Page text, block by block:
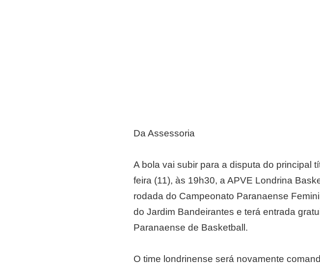
Da Assessoria
A bola vai subir para a disputa do principal
feira (11), às 19h30, a APVE Londrina
rodada do Campeonato Paranaense
do Jardim Bandeirantes e terá entrada
Paranaense de Basketball.
O time londrinense será novamente